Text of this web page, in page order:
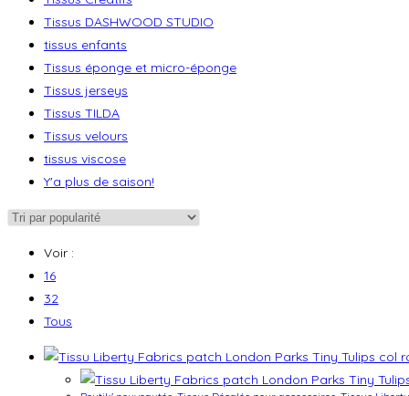
Tissus DASHWOOD STUDIO
tissus enfants
Tissus éponge et micro-éponge
Tissus jerseys
Tissus TILDA
Tissus velours
tissus viscose
Y'a plus de saison!
Voir :
16
32
Tous